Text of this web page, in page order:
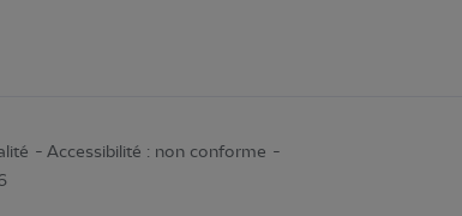
Accessibilité : non conforme